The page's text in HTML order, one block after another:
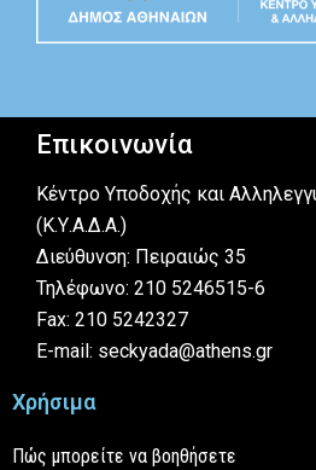
Επικοινωνία
Κέντρο Υποδοχής και
(Κ.Υ.Α.Δ.Α.)
Διεύθυνση: Πειραιώς 35
Τηλέφωνο: 210 5246515-6
Fax: 210 5242327
E-mail: seckyada@athens.gr
Χρήσιμα
Πώς μπορείτε να βοηθήσετε